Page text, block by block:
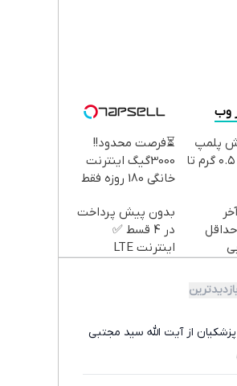
وب
پلمپ
طلاسی، از ۰.۵ گرم تا
⏳فرصت محدود!!
3000گیگ اینترنت
خانگی 180 روزه فقط
بدون پیش پرداخت
در 4 قسط ✅
اینترنت LTE
از آیت الله سید مجتبی